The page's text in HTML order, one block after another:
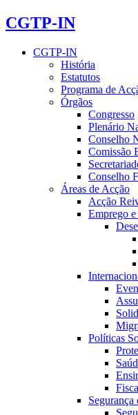
CGTP-IN
CGTP-IN
História
Estatutos
Programa de
Órgãos
Congresso
Plenário
Conselho
Comissão
Conselho
Áreas de Acção
Acção
Emprego
Políticas